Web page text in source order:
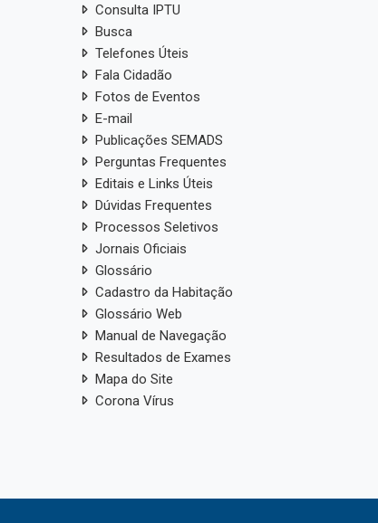
Consulta IPTU
Busca
Telefones Úteis
Fala Cidadão
Fotos de Eventos
E-mail
Publicações SEMADS
Perguntas Frequentes
Editais e Links Úteis
Dúvidas Frequentes
Processos Seletivos
Jornais Oficiais
Glossário
Cadastro da Habitação
Glossário Web
Manual de Navegação
Resultados de Exames
Mapa do Site
Corona Vírus